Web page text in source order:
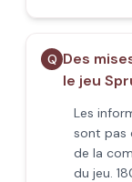
Q Des
le jeu
Les
sont pas
de la
du jeu.